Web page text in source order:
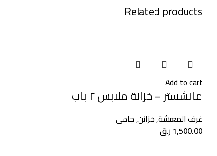
Related products
Add to cart
مانشستر – خزانة ملابس ٢ باب
غرف المعيشة,خزائن,جامي
1,500.00 ر.ق